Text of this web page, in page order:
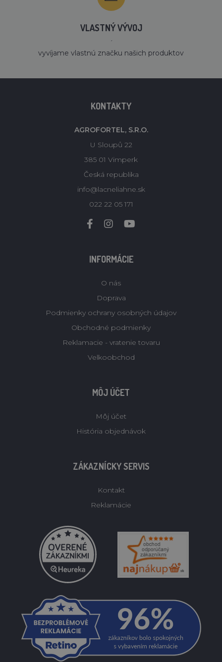
VLASTNÝ VÝVOJ
´
vyvíjame vlastnú značku našich produktov
KONTAKTY
AGROFORTEL, S.R.O.
U Sloupů 22
385 01 Vimperk
Česká republika
info@lacneliahne.sk
022 22 05 171
INFORMÁCIE
O nás
Doprava
Podmienky ochrany osobných údajov
Obchodné podmienky
Reklamacie - vratenie tovaru
Velkoobchod
MÔJ ÚČET
Môj účet
História objednávok
ZÁKAZNÍCKY SERVIS
Kontakt
Reklamácie